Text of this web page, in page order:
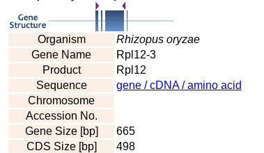
Organism
Rhizopus oryzae
Gene Name
Rpl12-3
Product
Rpl12
Sequence
gene / cDNA / amino acid
Chromosome
Accession No.
Gene Size [bp]
665
CDS Size [bp]
498